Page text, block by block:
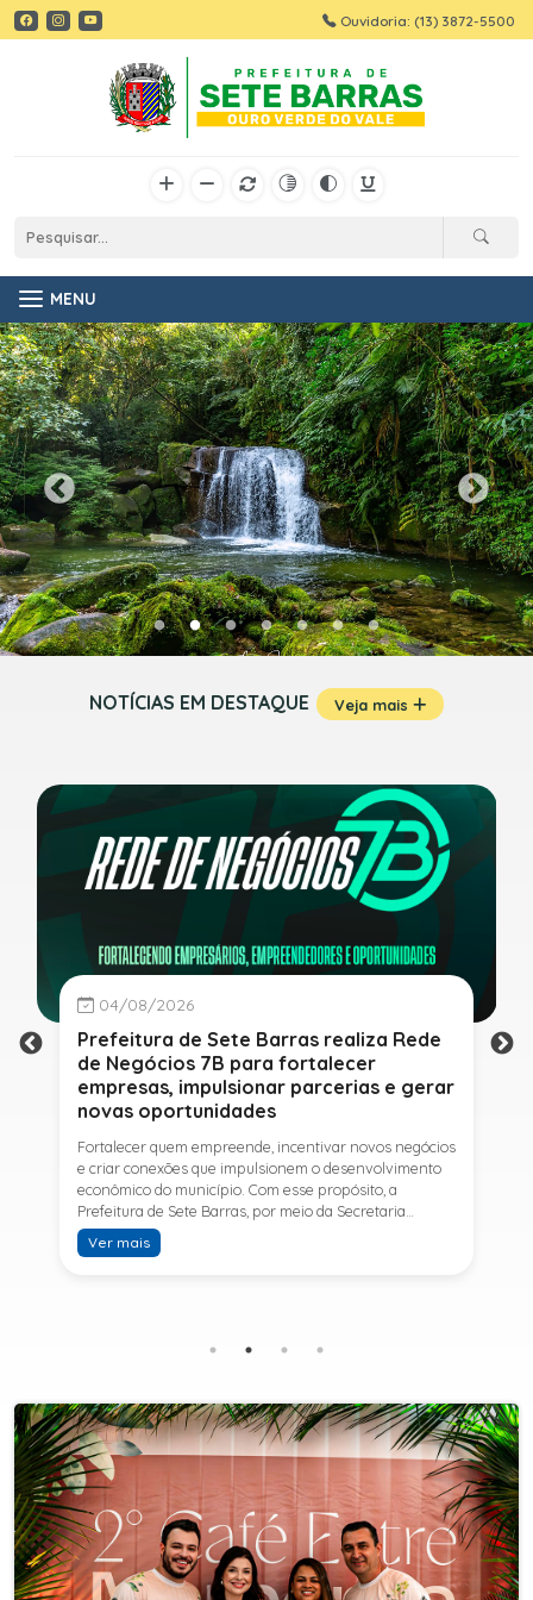
Ouvidoria: (13) 3872-5500
MENU
NOTÍCIAS EM DESTAQUE Veja mais
04/08/2026
Prefeitura de Sete Barras realiza Rede
de Negócios 7B para fortalecer
empresas, impulsionar parcerias e gerar
novas oportunidades
Fortalecer quem empreende, incentivar novos negócios
e criar conexões que impulsionem o desenvolvimento
econômico do município. Com esse propósito, a
Prefeitura de Sete Barras, por meio da Secretaria
Municipal de Turismo e Desenvolvimento Econômico,
promove na próxima terça-feira (11) a Rede de Negócios
telecomunicações e fundador da empresa Seu
Consultor, que compartilhará estratégias para
aumentar resultados, fortalecer relacionamentos
comerciais e ampliar as oportunidades de
negócios.Para a Secretária Municipal de Turismo e
Desenvolvimento Econômico, Edna Carvalho, a Rede de
Negócios 7B representa mais uma iniciativa da gestão
do Prefeito Ítalo Costa para fortalecer o
empreendedorismo e incentivar o crescimento das
Ver mais